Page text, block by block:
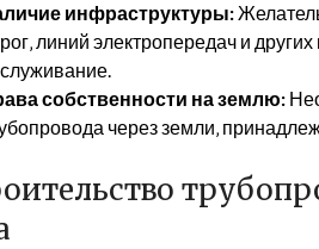
инфраструктуры:
линий электропередач и
собственности на землю:
через земли‚